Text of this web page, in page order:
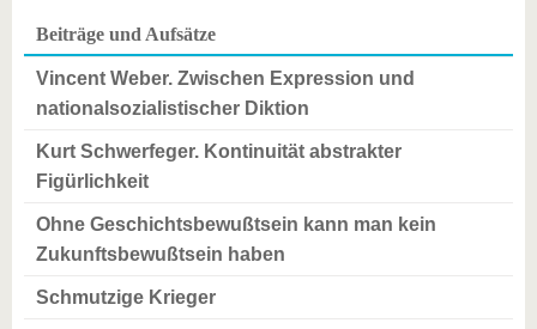
Partnerschaften
Strukturwandel
NachwuchsNach
Studium
Mit der
BTU ins
Ausland
internationale
Kontakt
an der
BTU
kennen
Beiträge und Aufsätze
Vincent Weber. Zwischen Expression und
nationalsozialistischer Diktion
Kurt Schwerfeger. Kontinuität abstrakter
Figürlichkeit
Ohne Geschichtsbewußtsein kann man kein
Zukunftsbewußtsein haben
Schmutzige Krieger